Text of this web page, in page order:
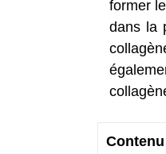
former
dans la